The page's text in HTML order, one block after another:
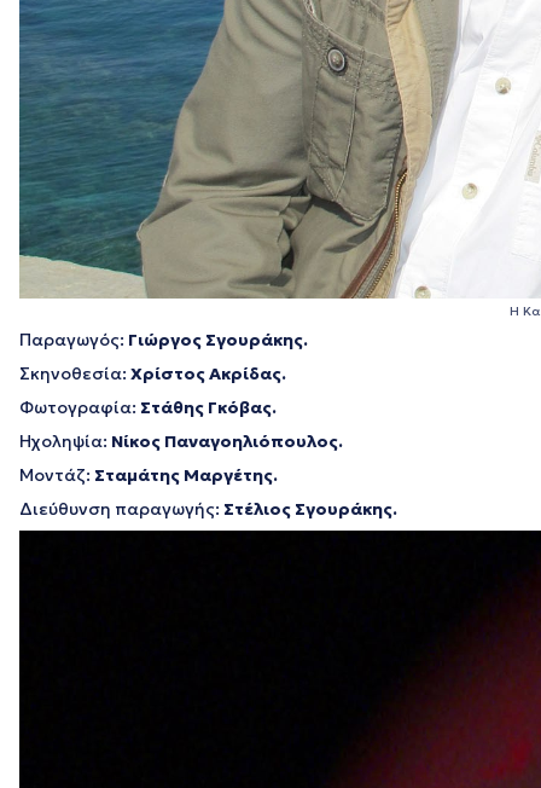
Η
Παραγωγός: Γιώργος Σγουράκης.
Σκηνοθεσία: Χρίστος Ακρίδας.
Φωτογραφία: Στάθης Γκόβας.
Ηχοληψία: Νίκος Παναγοηλιόπουλος.
Μοντάζ: Σταμάτης Μαργέτης.
Διεύθυνση παραγωγής: Στέλιος Σγουράκης.